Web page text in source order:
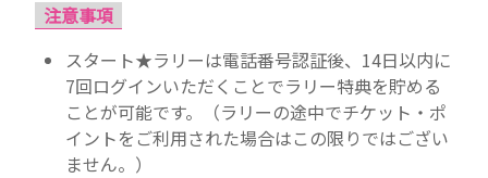
注意事項
スタート★ラリーは電話番号認証後、14日以内に
7回ログインいただくことでラリー特典を貯める
ことが可能です。（ラリーの途中でチケット・ポ
イントをご利用された場合はこの限りではござい
ません。）